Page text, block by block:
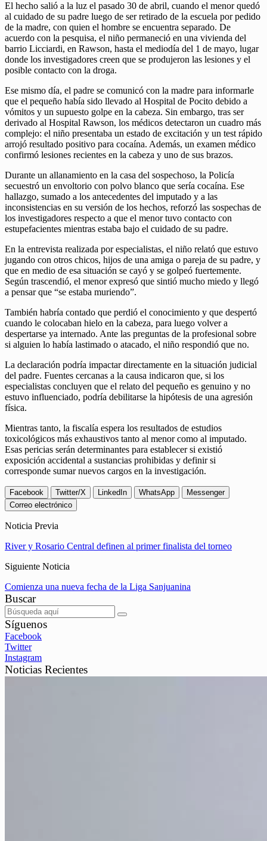
El hecho salió a la luz el pasado 30 de abril, cuando el menor quedó
al cuidado de su padre luego de ser retirado de la escuela por pedido
de la madre, con quien el hombre se encuentra separado. De
acuerdo con la pesquisa, el niño permaneció en una vivienda del
barrio Licciardi, en Rawson, hasta el mediodía del 1 de mayo, lugar
donde los investigadores creen que se produjeron las lesiones y el
posible contacto con la droga.
Ese mismo día, el padre se comunicó con la madre para informarle
que el pequeño había sido llevado al Hospital de Pocito debido a
vómitos y un supuesto golpe en la cabeza. Sin embargo, tras ser
derivado al Hospital Rawson, los médicos detectaron un cuadro más
complejo: el niño presentaba un estado de excitación y un test rápido
arrojó resultado positivo para cocaína. Además, un examen médico
confirmó lesiones recientes en la cabeza y uno de sus brazos.
Durante un allanamiento en la casa del sospechoso, la Policía
secuestró un envoltorio con polvo blanco que sería cocaína. Ese
hallazgo, sumado a los antecedentes del imputado y a las
inconsistencias en su versión de los hechos, reforzó las sospechas de
los investigadores respecto a que el menor tuvo contacto con
estupefacientes mientras estaba bajo el cuidado de su padre.
En la entrevista realizada por especialistas, el niño relató que estuvo
jugando con otros chicos, hijos de una amiga o pareja de su padre, y
que en medio de esa situación se cayó y se golpeó fuertemente.
Según trascendió, el menor expresó que sintió mucho miedo y llegó
a pensar que “se estaba muriendo”.
También habría contado que perdió el conocimiento y que despertó
cuando le colocaban hielo en la cabeza, para luego volver a
despertarse ya internado. Ante las preguntas de la profesional sobre
si alguien lo había lastimado o atacado, el niño respondió que no.
La declaración podría impactar directamente en la situación judicial
del padre. Fuentes cercanas a la causa indicaron que, si los
especialistas concluyen que el relato del pequeño es genuino y no
estuvo influenciado, podría debilitarse la hipótesis de una agresión
física.
Mientras tanto, la fiscalía espera los resultados de estudios
toxicológicos más exhaustivos tanto al menor como al imputado.
Esas pericias serán determinantes para establecer si existió
exposición accidental a sustancias prohibidas y definir si
corresponde sumar nuevos cargos en la investigación.
Facebook Twitter/X LinkedIn WhatsApp
Messenger
Correo electrónico
Noticia Previa
River y Rosario Central definen al primer finalista del torneo
Siguiente Noticia
Comienza una nueva fecha de la Liga Sanjuanina
Buscar
Síguenos
Facebook
Twitter
Instagram
Noticias Recientes